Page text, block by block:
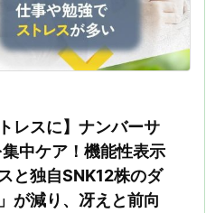
レスに】ナンバーサ
中ケア！機能性表示
と独自SNK12株のダ
が減り、冴えと前向